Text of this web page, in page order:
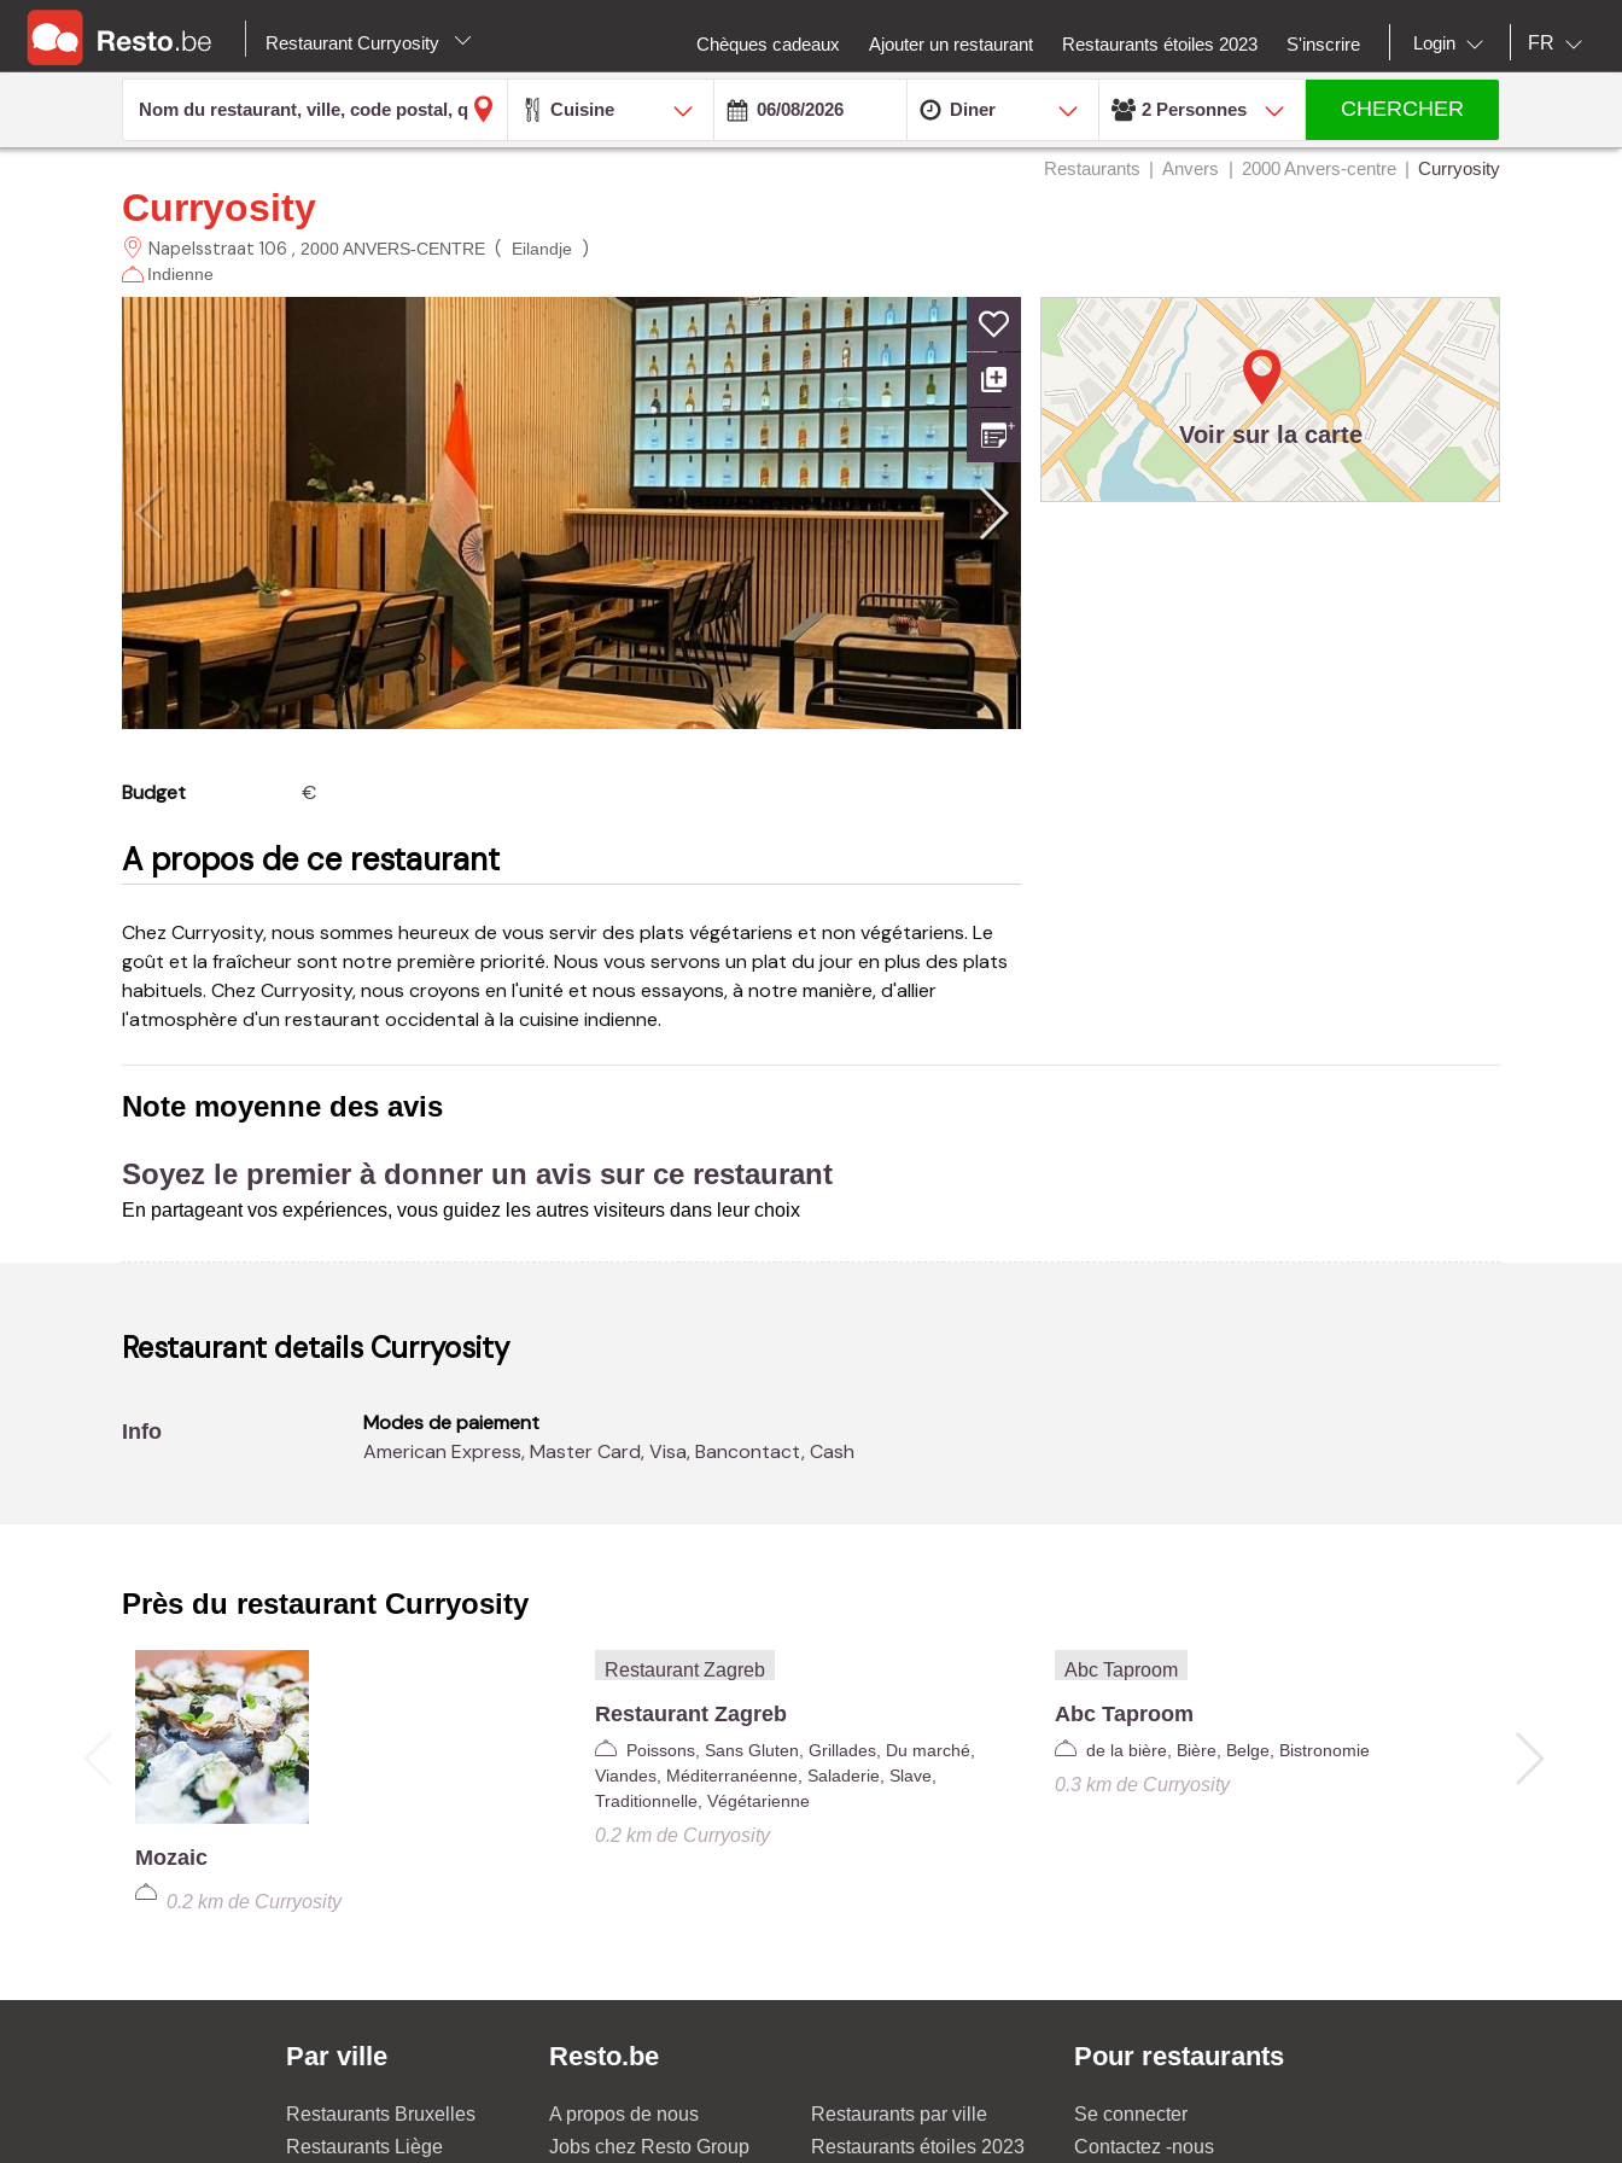
Restaurant Curryosity Chèques cadeaux Ajouter un restaurant Restaurants étoiles 2023 S'inscrire Login FR
Cuisine Diner 2 Personnes CHERCHER
Restaurants Anvers 2000 Anvers-centre Curryosity
Curryosity
Napelsstraat 106 2000 ANVERS-CENTRE( Eilandje )
Indienne
Budget €
A propos de ce restaurant
Chez Curryosity, nous sommes heureux de vous servir des plats végétariens et non végétariens. Le
goût et la fraîcheur sont notre première priorité. Nous vous servons un plat du jour en plus des plats
habituels. Chez Curryosity, nous croyons en l'unité et nous essayons, à notre manière, d'allier
l'atmosphère d'un restaurant occidental à la cuisine indienne.
Voir sur la carte
Note moyenne des avis
Soyez le premier à donner un avis sur ce restaurant
En partageant vos expériences, vous guidez les autres visiteurs dans leur choix
Restaurant details Curryosity
Info
Modes de paiement
American Express, Master Card, Visa, Bancontact, Cash
Près du restaurant Curryosity
Mozaic
0.2 kmde Curryosity
Restaurant Zagreb
Poissons, Sans Gluten, Grillades, Du marché,
Viandes, Méditerranéenne, Saladerie, Slave,
Traditionnelle, Végétarienne
0.2 kmde Curryosity
Abc Taproom
de la bière, Bière, Belge, Bistronomie
0.3 kmde Curryosity
Par ville
Restaurants Bruxelles
Restaurants Liège
Resto.be
A propos de nous
Jobs chez Resto Group
Restaurants par ville
Restaurants étoiles 2023
Pour restaurants
Se connecter
Contactez -nous